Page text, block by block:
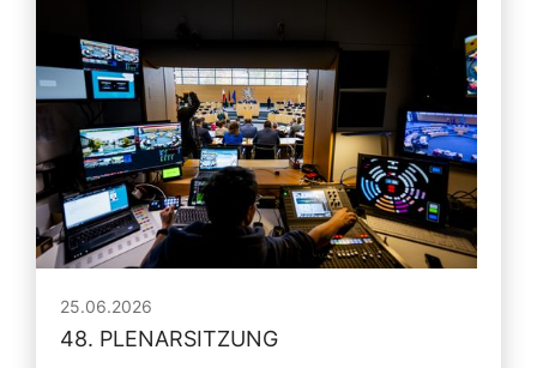
25.06.2026
48. PLENARSITZUNG